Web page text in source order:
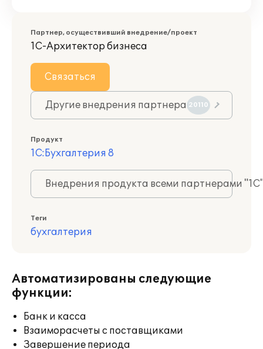
Партнер, осуществивший внедрение/проект
1С-Архитектор бизнеса
Связаться
Другие внедрения партнера 20110
Продукт
1С:Бухгалтерия 8
Внедрения продукта всеми партнерами
Теги
бухгалтерия
Автоматизированы следующие
функции:
Банк и касса
Взаиморасчеты с поставщиками
Завершение периода